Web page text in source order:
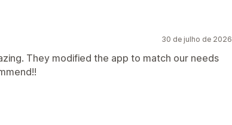
30 de julho de 2026
They modified the app to match our needs